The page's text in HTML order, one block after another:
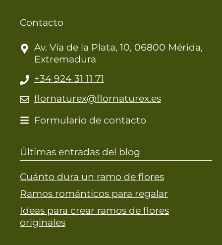
Contacto
Av. Vía de la Plata, 10, 06800 Mérida,
Extremadura
+34 924 31 11 71
flornaturex@flornaturex.es
Formulario de contacto
Últimas entradas del blog
Cuánto dura un ramo de flores
Ramos románticos para regalar
Ideas para crear ramos de flores
originales